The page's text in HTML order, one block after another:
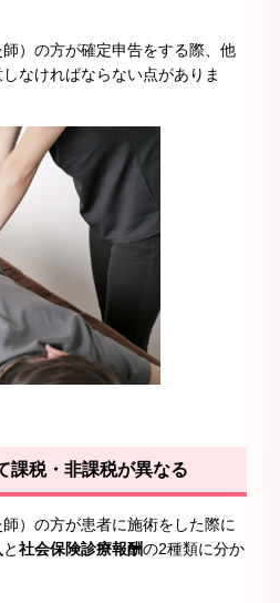
）の方が確定申告をする際、他
なければならない点がありま
課税・非課税が異なる
）の方が患者に施術をした際に
と社会保険診療報酬の2種類に分か